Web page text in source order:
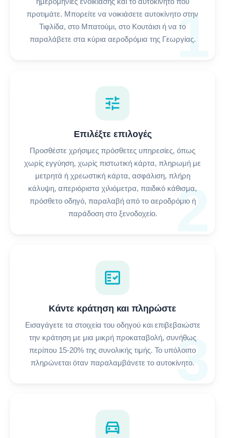
1
προτιμάτε. Μπορείτε να νοικιάσετε αυτοκίνητο στην
Τιφλίδα, στο Μπατούμι, στο Κουτάισι ή να το
παραλάβετε στα κύρια αεροδρόμια της Γεωργίας.
2
tune
Επιλέξτε επιλογές
Προσθέστε χρήσιμες πρόσθετες υπηρεσίες, όπως
χωρίς εγγύηση, χωρίς πιστωτική κάρτα, πληρωμή με
μετρητά ή χρεωστική κάρτα, ασφάλιση, πλήρη
κάλυψη, απεριόριστα χιλιόμετρα, παιδικό κάθισμα,
πρόσθετο οδηγό, παραλαβή από το αεροδρόμιο ή
παράδοση στο ξενοδοχείο.
3
fact_check
Κάντε κράτηση και πληρώστε
Εισαγάγετε τα στοιχεία του οδηγού και επιβεβαιώστε
την κράτηση με μια μικρή προκαταβολή, συνήθως
περίπου 15-20% της συνολικής τιμής. Το υπόλοιπο
πληρώνεται όταν παραλαμβάνετε το αυτοκίνητο.
directions_car